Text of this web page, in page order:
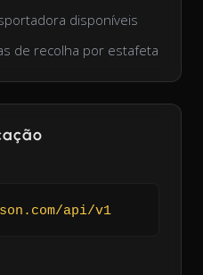
disponíveis
de recolha por estafeta
api/v1